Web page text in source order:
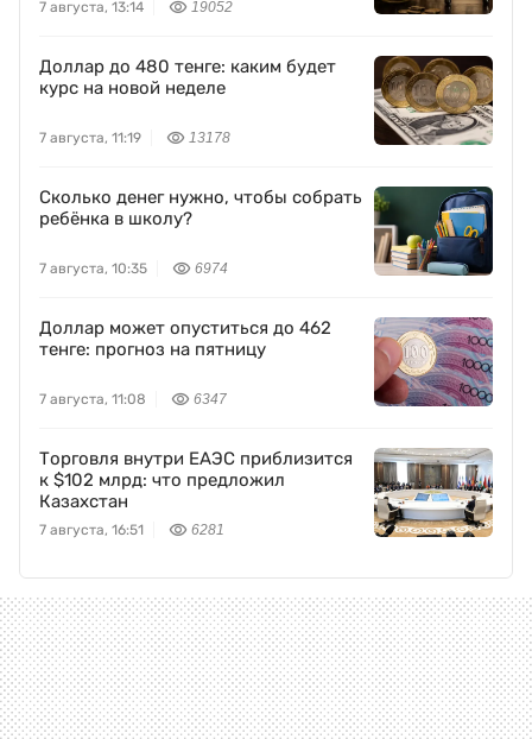
7 августа, 13:14 19052
Доллар до 480 тенге: каким будет
курс на новой неделе
7 августа, 11:19 13178
Сколько денег нужно, чтобы собрать
ребёнка в школу?
7 августа, 10:35 6974
Доллар может опуститься до 462
тенге: прогноз на пятницу
7 августа, 11:08 6347
Торговля внутри ЕАЭС приблизится
к $102 млрд: что предложил
Казахстан
7 августа, 16:51 6281